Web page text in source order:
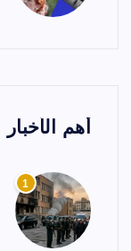
أهم الأخبار
1